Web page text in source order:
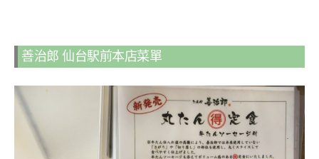
善治郎 仙台駅前本店菜單